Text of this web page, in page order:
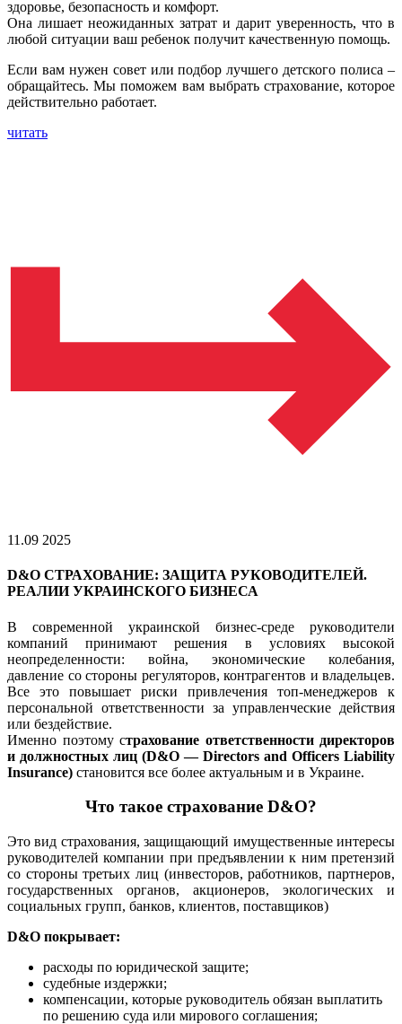
здоровье, безопасность и комфорт.
Она лишает неожиданных затрат и дарит уверенность, что в
любой ситуации ваш ребенок получит качественную помощь.
Если вам нужен совет или подбор лучшего детского полиса –
обращайтесь. Мы поможем вам выбрать страхование, которое
действительно работает.
читать
11.09 2025
D&O СТРАХОВАНИЕ: ЗАЩИТА РУКОВОДИТЕЛЕЙ.
РЕАЛИИ УКРАИНСКОГО БИЗНЕСА
В современной украинской бизнес-среде руководители
компаний принимают решения в условиях высокой
неопределенности: война, экономические колебания,
давление со стороны регуляторов, контрагентов и владельцев.
Все это повышает риски привлечения топ-менеджеров к
персональной ответственности за управленческие действия
или бездействие.
Именно поэтому страхование ответственности директоров
и должностных лиц (D&O — Directors and Officers Liability
Insurance) становится все более актуальным и в Украине.
Что такое страхование D&O?
Это вид страхования, защищающий имущественные интересы
руководителей компании при предъявлении к ним претензий
со стороны третьих лиц (инвесторов, работников, партнеров,
государственных органов, акционеров, экологических и
социальных групп, банков, клиентов, поставщиков)
D&O покрывает:
расходы по юридической защите;
судебные издержки;
компенсации, которые руководитель обязан выплатить
по решению суда или мирового соглашения;